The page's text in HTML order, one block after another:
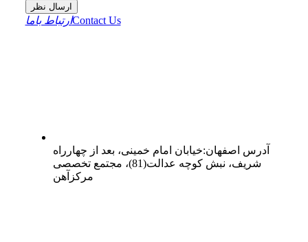
ارسال نظر
ارتباط باماContact Us
آدرس اصفهان:خیابان امام خمینی، بعد از چهارراه
شریف، نبش کوچه عدالت(81)، مجتمع تخصصی
مرکزآهن